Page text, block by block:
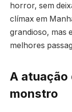
horror, sem
clímax em
grandioso, mas
melhores
A atuação
monstro